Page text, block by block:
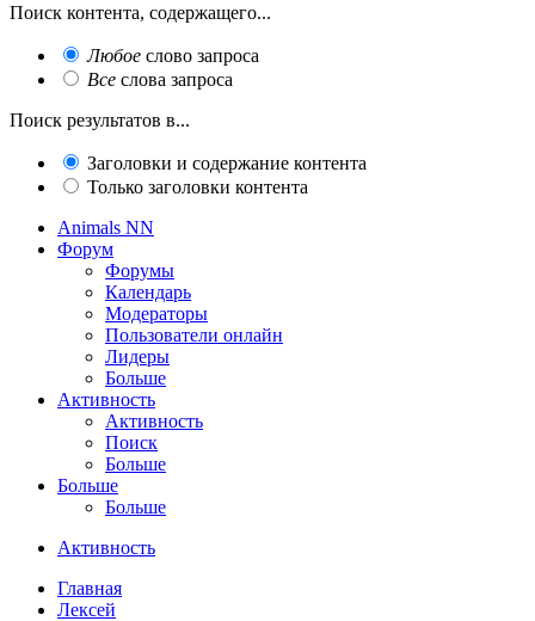
Поиск контента, содержащего...
Любое слово запроса
Все слова запроса
Поиск результатов в...
Заголовки и содержание контента
Только заголовки контента
Animals NN
Форум
Форумы
Календарь
Модераторы
Пользователи онлайн
Лидеры
Больше
Активность
Активность
Поиск
Больше
Больше
Больше
Активность
Главная
Лексей